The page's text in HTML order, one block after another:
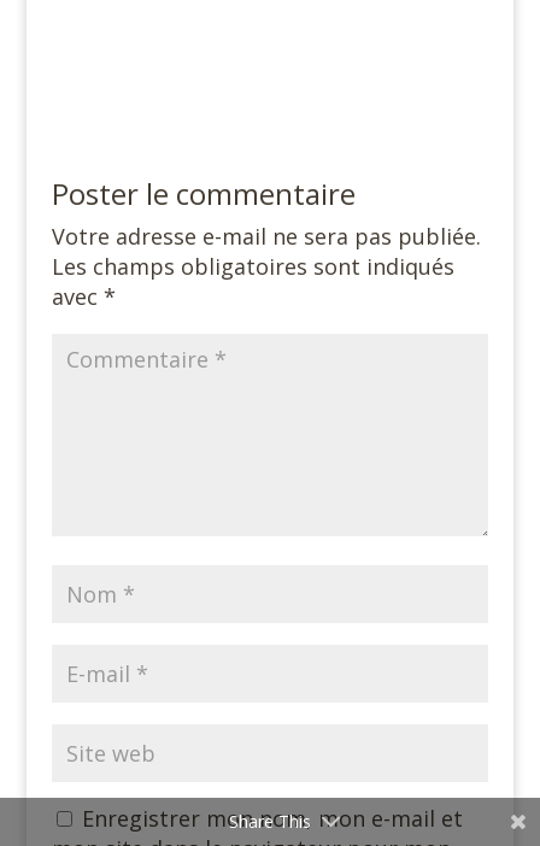
Poster le commentaire
Votre adresse e-mail ne sera pas publiée.
Les champs obligatoires sont indiqués
avec *
Enregistrer mon nom, mon e-mail et
Share This